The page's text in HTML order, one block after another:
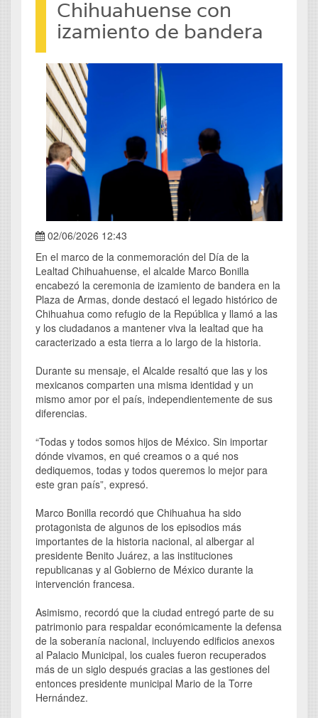
Chihuahuense con
izamiento de bandera
02/06/2026 12:43
En el marco de la conmemoración del Día de la
Lealtad Chihuahuense, el alcalde Marco Bonilla
encabezó la ceremonia de izamiento de bandera en la
Plaza de Armas, donde destacó el legado histórico de
Chihuahua como refugio de la República y llamó a las
y los ciudadanos a mantener viva la lealtad que ha
caracterizado a esta tierra a lo largo de la historia.
Durante su mensaje, el Alcalde resaltó que las y los
mexicanos comparten una misma identidad y un
mismo amor por el país, independientemente de sus
diferencias.
“Todas y todos somos hijos de México. Sin importar
dónde vivamos, en qué creamos o a qué nos
dediquemos, todas y todos queremos lo mejor para
este gran país”, expresó.
Marco Bonilla recordó que Chihuahua ha sido
protagonista de algunos de los episodios más
importantes de la historia nacional, al albergar al
presidente Benito Juárez, a las instituciones
republicanas y al Gobierno de México durante la
intervención francesa.
Asimismo, recordó que la ciudad entregó parte de su
patrimonio para respaldar económicamente la defensa
de la soberanía nacional, incluyendo edificios anexos
al Palacio Municipal, los cuales fueron recuperados
más de un siglo después gracias a las gestiones del
entonces presidente municipal Mario de la Torre
Hernández.